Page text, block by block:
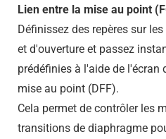
Lien entre la mise au point
Définissez des repères sur
et d'ouverture et passez
prédéfinies à l'aide de l'écran
mise au point (DFF).
Cela permet de contrôler les
transitions de diaphragme